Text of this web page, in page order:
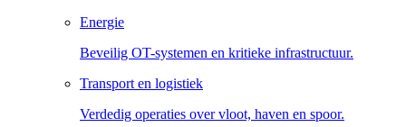
Energie
Beveilig OT-systemen en kritieke infrastructuur.
Transport en logistiek
Verdedig operaties over vloot, haven en spoor.